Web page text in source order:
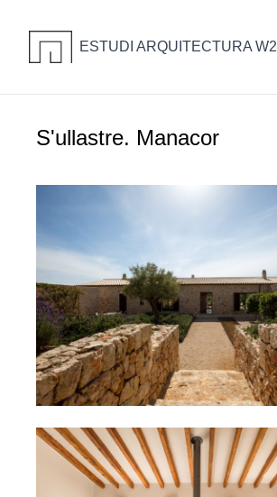
ESTUDI ARQUITECTURA W2
S'ullastre. Manacor